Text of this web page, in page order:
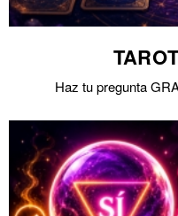
Haz tu pregunta